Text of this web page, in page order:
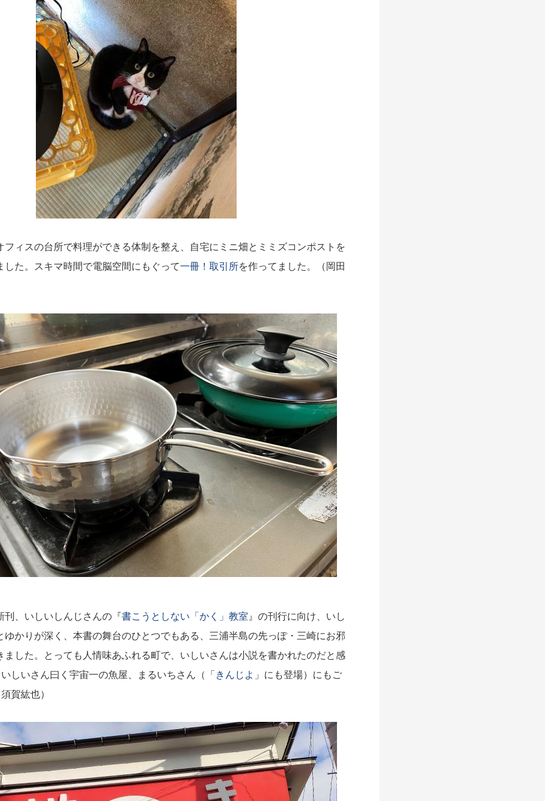
フィスの台所で料理ができる体制を整え、自宅にミニ畑とミミズコンポストを
した。スキマ時間で電脳空間にもぐって一冊！取引所を作ってました。（岡田
刊、いしいしんじさんの『書こうとしない「かく」教室』の刊行に向け、いし
ゆかりが深く、本書の舞台のひとつでもある、三浦半島の先っぽ・三崎にお邪
ました。とっても人情味あふれる町で、いしいさんは小説を書かれたのだと感
しいさん曰く宇宙一の魚屋、まるいちさん（「きんじよ 」にも登場）にもご
賀紘也）